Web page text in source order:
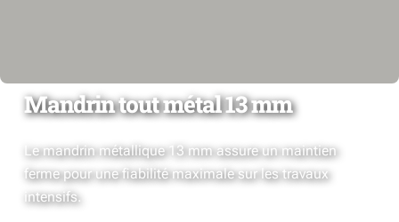
Mandrin tout métal 13 mm
Le mandrin métallique 13 mm assure un maintien
ferme pour une fiabilité maximale sur les travaux
intensifs.